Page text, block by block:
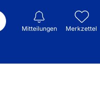
Mitteilungen Merkzettel